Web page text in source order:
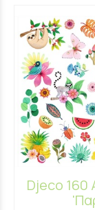
Djeco 160